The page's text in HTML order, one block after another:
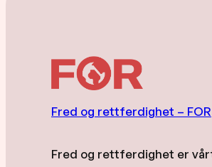
Fred og rettferdighet – FOR
Fred og rettferdighet er